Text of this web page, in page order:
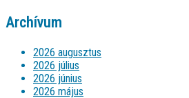
Archívum
2026 augusztus
2026 július
2026 június
2026 május